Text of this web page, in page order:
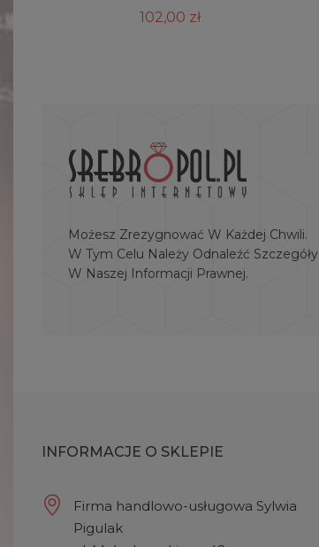
102,00 zł
Możesz Zrezygnować W Każdej Chwili.
W Tym Celu Należy Odnaleźć Szczegóły
W Naszej Informacji Prawnej.
INFORMACJE O SKLEPIE
Firma handlowo-usługowa Sylwia
Pigulak